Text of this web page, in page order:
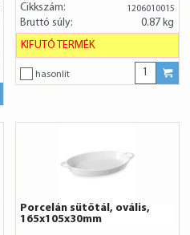
Cikkszám: 1206010015
Bruttó súly:
0.87 kg
KIFUTÓ TERMÉK
hasonlít
Porcelán sütőtál, ovális,
165x105x30mm